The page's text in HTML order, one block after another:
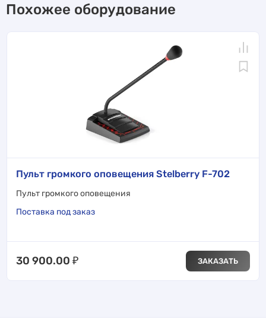
Похожее оборудование
Пульт громкого оповещения Stelberry F-702
Пульт громкого оповещения
Поставка под заказ
30 900.00 ₽ ЗАКАЗАТЬ